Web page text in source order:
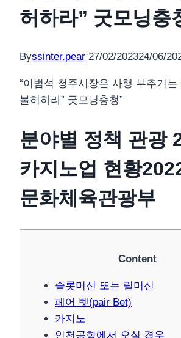
허하라” 굿모닝충
Byssinter.pear 27/02/202324/06/
“이범석 청주시장은 사행 부추기
불허하라” 굿모닝충청”
분야별 정책 관광
카지노업 현황
문화체육관광부
Content
슬롯머신 또는 릴머신
페어 벳(pair Bet)
카지노
인천공항에서 오실 경우